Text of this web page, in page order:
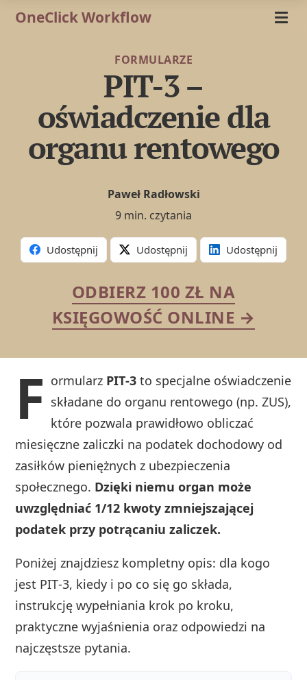
OneClick Workflow
FORMULARZE
PIT-3 –
oświadczenie dla
organu rentowego
Paweł Radłowski
9 min. czytania
Udostępnij Udostępnij Udostępnij
ODBIERZ 100 ZŁ NA
KSIĘGOWOŚĆ ONLINE →
F ormularz PIT‑3 to specjalne oświadczenie
składane do organu rentowego (np. ZUS),
które pozwala prawidłowo obliczać
miesięczne zaliczki na podatek dochodowy od
zasiłków pieniężnych z ubezpieczenia
społecznego. Dzięki niemu organ może
uwzględniać 1/12 kwoty zmniejszającej
podatek przy potrącaniu zaliczek.
Poniżej znajdziesz kompletny opis: dla kogo
jest PIT‑3, kiedy i po co się go składa,
instrukcję wypełniania krok po kroku,
praktyczne wyjaśnienia oraz odpowiedzi na
najczęstsze pytania.